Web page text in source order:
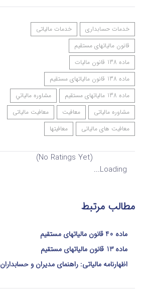
خدمات حسابداری
خدمات مالیاتی
قانون مالیاتهای مستقیم
ماده 138 قانون مالیات
ماده 138 قانون مالیاتهای مستقیم
ماده 138 مالیاتهای مستقیم
مشاوره مالياتي
مشاوره مالیاتی
معافیت
معافیت مالیاتی
معافیت های مالیاتی
معافیتها
(No Ratings Yet)
Loading...
مطالب مرتبط
ماده 40 قانون مالیاتهای مستقیم
ماده 13 قانون مالیاتهای مستقیم
اظهارنامه مالیاتی: راهنمای مدیران و حسابداران